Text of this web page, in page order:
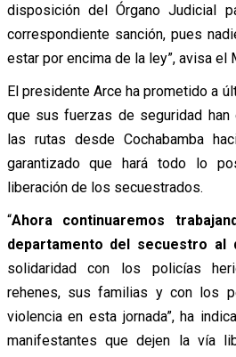
disposición del Órgano Judicial
correspondiente sanción, pues
estar por encima de la ley”, avisa el
El presidente Arce ha prometido a
que sus fuerzas de seguridad han
las rutas desde Cochabamba
garantizado que hará todo lo
liberación de los secuestrados.
“Ahora continuaremos
departamento del secuestro al
solidaridad con los policías
rehenes, sus familias y con los
violencia en esta jornada”, ha
manifestantes que dejen la vía